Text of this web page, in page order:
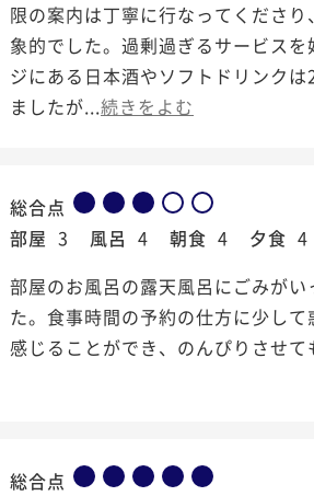
限の案内は丁寧に行なってくださ
象的でした。過剰過ぎるサービス
ジにある日本酒やソフトドリンク
ましたが...続きをよむ
総合点
部屋 3 風呂 4 朝食 4 夕食 4
部屋のお風呂の露天風呂にごみが
た。食事時間の予約の仕方に少し
感じることができ、のんぴりさせて
総合点